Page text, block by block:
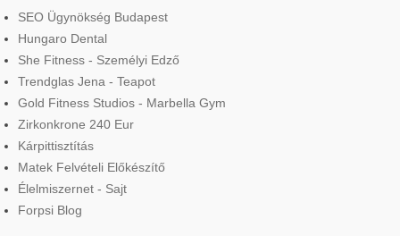
SEO Ügynökség Budapest
Hungaro Dental
She Fitness - Személyi Edző
Trendglas Jena - Teapot
Gold Fitness Studios - Marbella Gym
Zirkonkrone 240 Eur
Kárpittisztítás
Matek Felvételi Előkészítő
Élelmiszernet - Sajt
Forpsi Blog